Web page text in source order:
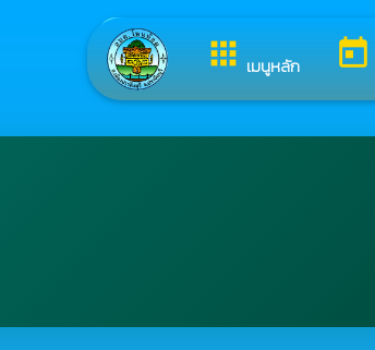
apps เมนูหลัก today
ยินดีต้อนรับสู่เว็บไซต์ของ องค์การบริหารส่วนตำบลโนนห้อม